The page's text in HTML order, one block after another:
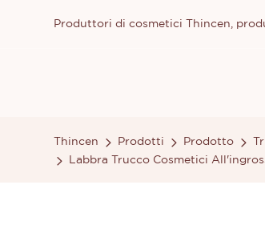
Produttori di cosmetici Thincen,
Thincen Prodotti Prodotto
Labbra Trucco Cosmetici